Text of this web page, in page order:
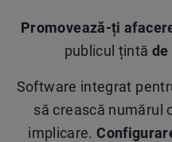
Promovează-ți
publicul țintă de
Software integrat
să crească numărul
implicare.